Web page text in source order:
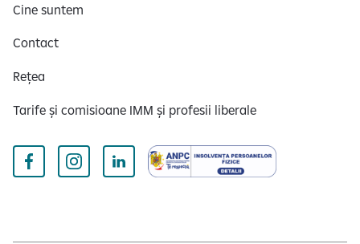
Cine suntem
Contact
Rețea
Tarife și comisioane IMM și profesii liberale